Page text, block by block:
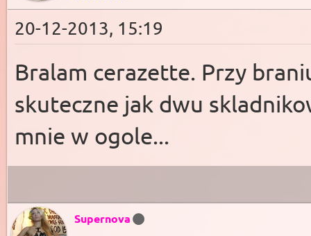
20-12-2013, 15:19
Bralam cerazette. Przy
skuteczne jak dwu
mnie w ogole...
Supernova